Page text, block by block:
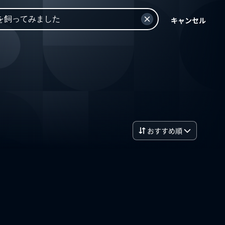
キャンセル
おすすめ順